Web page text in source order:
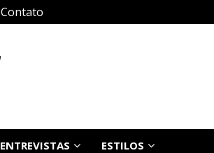
Contato
ENTREVISTAS ESTILOS